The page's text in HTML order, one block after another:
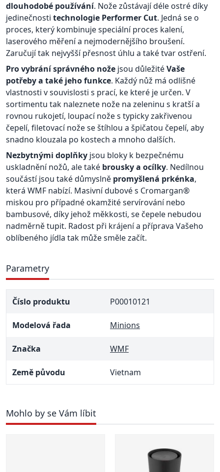
dlouhodobé používání. Nože zůstávají déle ostré díky
jedinečnosti technologie Performer Cut. Jedná se o
proces, který kombinuje speciální proces kalení,
laserového měření a nejmodernějšího broušení.
Zaručují tak nejvyšší přesnost úhlu a také tvar ostření.
Pro vybrání správného nože jsou důležitéVaše
potřeby a také jeho funkce. Každý nůž má odlišné
vlastnosti v souvislosti s prací, ke které je určen. V
sortimentu tak naleznete nože na zeleninu s kratší a
rovnou rukojetí, loupací nože s typicky zakřivenou
čepelí, filetovací nože se štíhlou a špičatou čepelí, aby
snadno klouzala po kostech a mnoho dalších.
Nezbytnými doplňky jsou bloky k bezpečnému
uskladnění nožů, ale také brousky a ocílky. Nedílnou
součástí jsou také důmyslně promyšlená prkénka,
která WMF nabízí. Masivní dubové s Cromargan®
miskou pro případné okamžité servírování nebo
bambusové, díky jehož měkkosti, se čepele nebudou
nadměrně tupit. Radost při krájení a příprava Vašeho
oblíbeného jídla tak může směle začít.
Parametry
Číslo produktu P00010121
Modelová řada Minions
Značka WMF
Země původu Vietnam
Mohlo by se Vám líbit